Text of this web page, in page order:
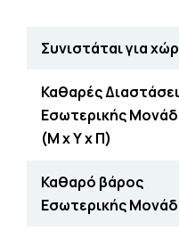
Συνιστάται για
Καθαρές
Εσωτερικής
(Μ x Υ x Π)
Καθαρό βάρος
Εσωτερικής